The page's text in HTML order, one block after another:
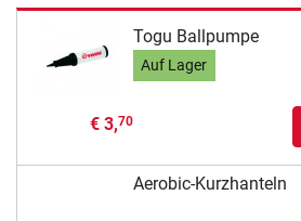
Togu Ballpumpe
Auf Lager
€ 3,70
Aerobic-Kurzhanteln